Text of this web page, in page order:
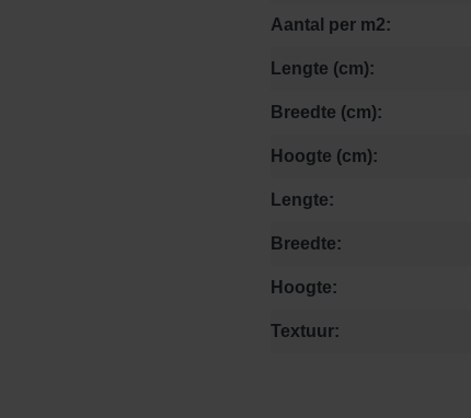
Aantal per m2:
Lengte (cm):
Breedte (cm):
Hoogte (cm):
Lengte:
Breedte:
Hoogte:
Textuur: